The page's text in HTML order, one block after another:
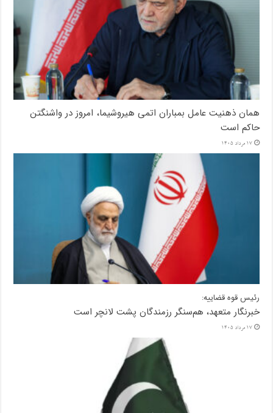
همان ذهنیت عامل بمباران اتمی هیروشیما، امروز در واشنگتن
حاکم است
17 مرداد 1405
رئیس قوه قضاییه:
خبرنگار متعهد، هم‌سنگر رزمندگان پشت لانچر است
17 مرداد 1405